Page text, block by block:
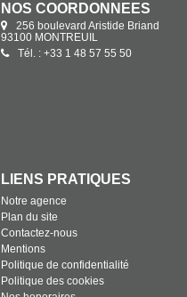
NOS COORDONNÉES
256 boulevard Aristide Briand
93100 MONTREUIL
Tél. : +33 1 48 57 55 50
LIENS PRATIQUES
Notre agence
Plan du site
Contactez-nous
Mentions
Politique de confidentialité
Politique des cookies